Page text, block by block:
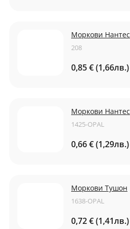
Моркови Нантес
208
0,85 € (1,66лв.)
Моркови Нантес
1425-OPAL
0,66 € (1,29лв.)
Моркови Тушон
1638-OPAL
0,72 € (1,41лв.)